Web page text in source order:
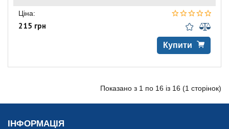
Ціна:
215 грн
Купити
Показано з 1 по 16 із 16 (1 сторінок)
ІНФОРМАЦІЯ